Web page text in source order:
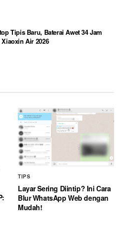
Tipis Baru, Baterai Awet 34 Jam
Air 2026
TIPS
Layar Sering Diintip? Ini Cara
Blur WhatsApp Web dengan
Mudah!